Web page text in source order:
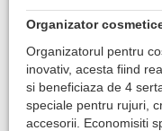
Organizator
Organizatorul pentru
inovativ, acesta fiind
si beneficiaza de 4
speciale pentru rujuri,
accesorii. Economisiti